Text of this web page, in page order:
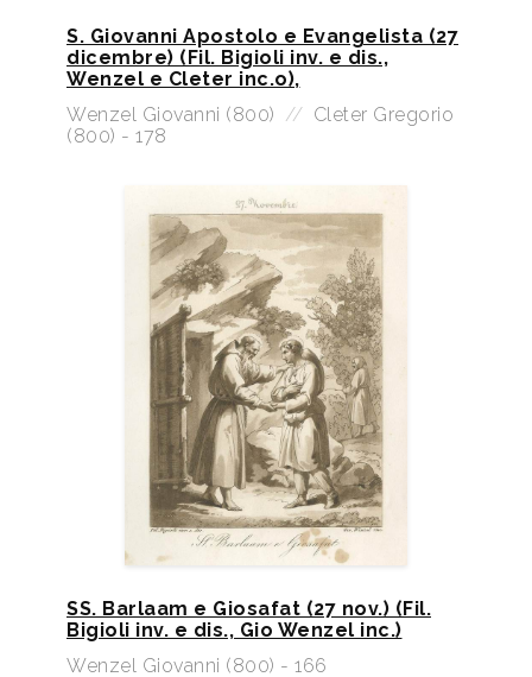
S. Giovanni Apostolo e Evangelista (27
dicembre) (Fil. Bigioli inv. e dis.,
Wenzel e Cleter inc.o),
Wenzel Giovanni (800) // Cleter Gregorio
(800) - 178
SS. Barlaam e Giosafat (27 nov.) (Fil.
Bigioli inv. e dis., Gio Wenzel inc.)
Wenzel Giovanni (800) - 166